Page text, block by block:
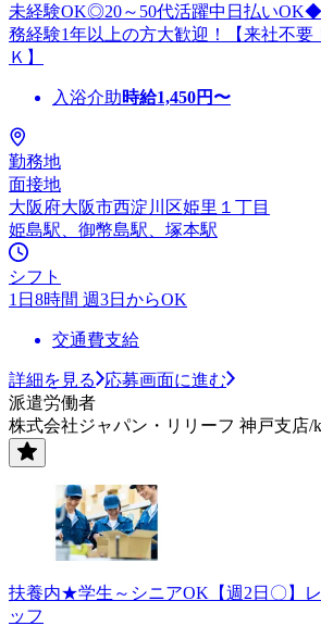
未経験OK◎20～50代活躍中日払い
務経験1年以上の方大歓迎！【来社不要
Ｋ】
入浴介助時給1,450円〜
勤務地
面接地
大阪府大阪市西淀川区姫里１丁目
姫島駅、御幣島駅、塚本駅
シフト
1日8時間 週3日からOK
交通費支給
詳細を見る
応募画面に進む
派遣労働者
株式会社ジャパン・リリーフ 神戸支店/
扶養内★学生～シニアOK【週2日〇】
ッフ